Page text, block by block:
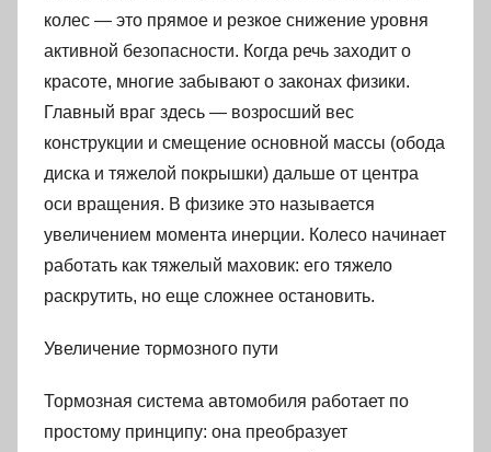
колес — это прямое и резкое снижение уровня
активной безопасности. Когда речь заходит о
красоте, многие забывают о законах физики.
Главный враг здесь — возросший вес
конструкции и смещение основной массы (обода
диска и тяжелой покрышки) дальше от центра
оси вращения. В физике это называется
увеличением момента инерции. Колесо начинает
работать как тяжелый маховик: его тяжело
раскрутить, но еще сложнее остановить.
Увеличение тормозного пути
Тормозная система автомобиля работает по
простому принципу: она преобразует